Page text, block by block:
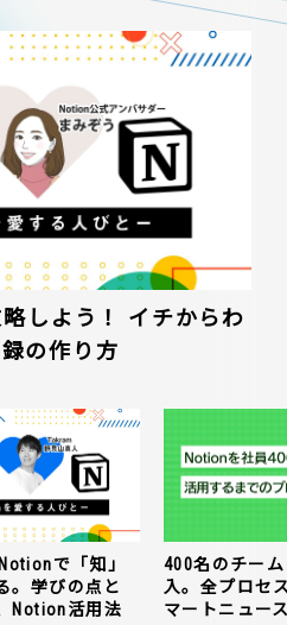
しよう！ イチからわ
の作り方
で「知」
。学びの点と
Notion活用法
400名のチー
入。全プロセ
マートニュー